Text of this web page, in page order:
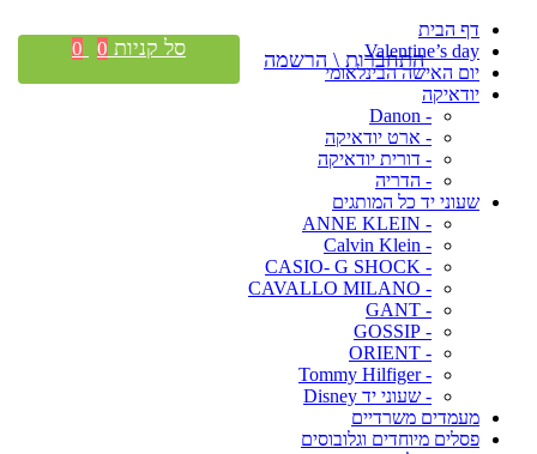
דף הבית
Valentine’s day
יום האישה הבינלאומי
יודאיקה
- Danon
- ארט יודאיקה
- דורית יודאיקה
- הדריה
שעוני יד כל המותגים
- ANNE KLEIN
- Calvin Klein
- CASIO- G SHOCK
- CAVALLO MILANO
- GANT
- GOSSIP
- ORIENT
- Tommy Hilfiger
- שעוני יד Disney
מעמדים משרדיים
פסלים מיוחדים וגלובוסים
התחברות \ הרשמה סל קניות 0
0